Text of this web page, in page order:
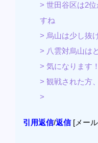
> 世田谷区は2
すね
> 烏山は少し抜
> 八雲対烏山は
> 気になります！
> 観戦された方
>
引用返信/返信[メー